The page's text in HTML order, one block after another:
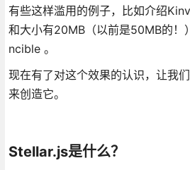
有些这样滥用的例子，比如介绍
和大小有20MB（以前是50MB的
ncible 。
现在有了对这个效果的认识，让我
来创造它。
Stellar.js是什么？